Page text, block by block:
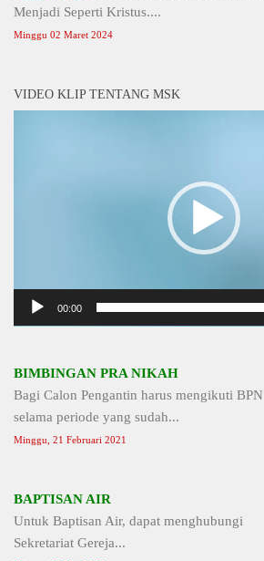
Menjadi Seperti Kristus....
Minggu 02 Maret 2024
VIDEO KLIP TENTANG MSK
00:00
BIMBINGAN PRA NIKAH
Bagi Calon Pengantin harus mengikuti BPN
selama periode yang sudah...
Minggu, 21 Februari 2021
BAPTISAN AIR
Untuk Baptisan Air, dapat menghubungi
Sekretariat Gereja...